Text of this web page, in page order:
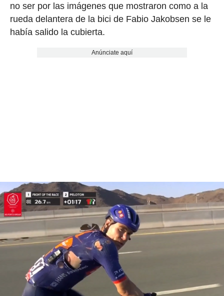
no ser por las imágenes que mostraron como a la
rueda delantera de la bici de Fabio Jakobsen se le
había salido la cubierta.
Anúnciate aquí